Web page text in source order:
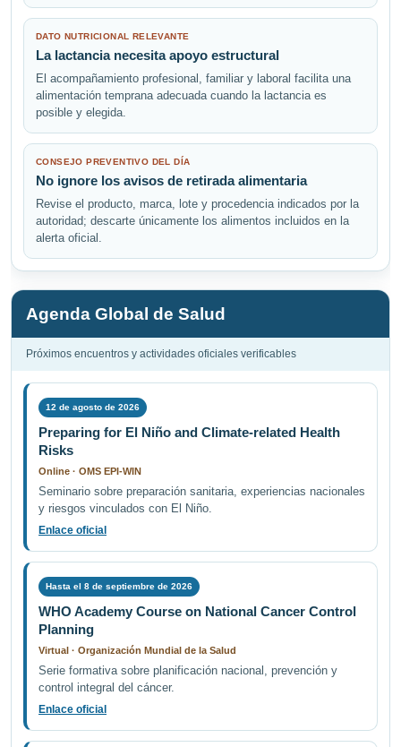
DATO NUTRICIONAL RELEVANTE
La lactancia necesita apoyo estructural
El acompañamiento profesional, familiar y laboral facilita una
alimentación temprana adecuada cuando la lactancia es
posible y elegida.
CONSEJO PREVENTIVO DEL DÍA
No ignore los avisos de retirada alimentaria
Revise el producto, marca, lote y procedencia indicados por la
autoridad; descarte únicamente los alimentos incluidos en la
alerta oficial.
Agenda Global de Salud
Próximos encuentros y actividades oficiales verificables
12 de agosto de 2026
Preparing for El Niño and Climate-related Health
Risks
Online · OMS EPI-WIN
Seminario sobre preparación sanitaria, experiencias nacionales
y riesgos vinculados con El Niño.
Enlace oficial
Hasta el 8 de septiembre de 2026
WHO Academy Course on National Cancer Control
Planning
Virtual · Organización Mundial de la Salud
Serie formativa sobre planificación nacional, prevención y
control integral del cáncer.
Enlace oficial